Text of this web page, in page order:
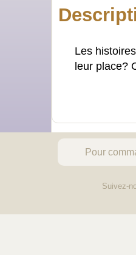
Les
leur place?
Pour
Suivez-